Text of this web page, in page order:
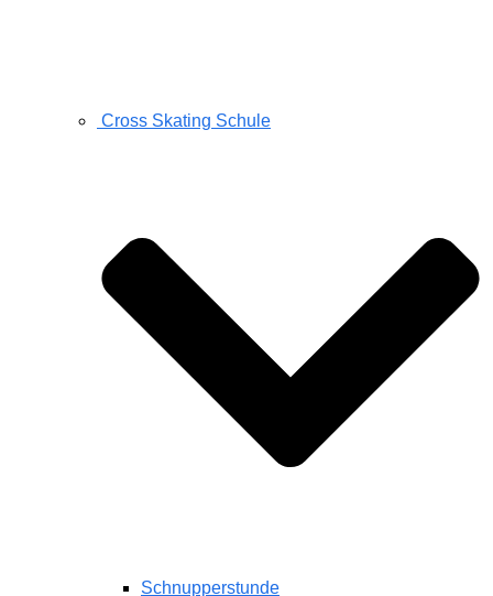
Cross Skating Schule
Schnupperstunde